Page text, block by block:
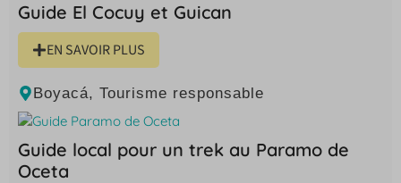
Guide El Cocuy et Guican
EN SAVOIR PLUS
Boyacá, Tourisme responsable
Guide local pour un trek au Paramo de
Oceta